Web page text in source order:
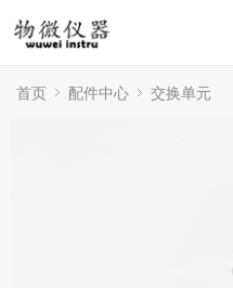
首页 配件中心 交换单元